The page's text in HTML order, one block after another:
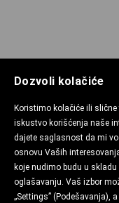
Dozvoli kolačiće
Koristimo kolačiće ili
iskustvo korišćenja naše
dajete saglasnost da mi
osnovu Vaših
koje nudimo budu u
oglašavanju. Vaš izbor
„Settings” (Podešavanja),